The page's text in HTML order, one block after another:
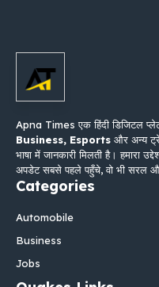
Apna Times एक हिंदी डिजिटल
Business, Esports और अन्य
भाषा में जानकारी मिलती है। हमारा
अपडेट सबसे पहले पहुँचे, वो भी सरल और
Categories
Automobile
Business
Jobs